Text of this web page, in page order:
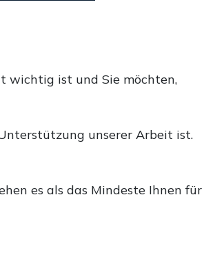
wichtig ist und Sie möchten,
unserer Arbeit ist.
es als das Mindeste Ihnen für